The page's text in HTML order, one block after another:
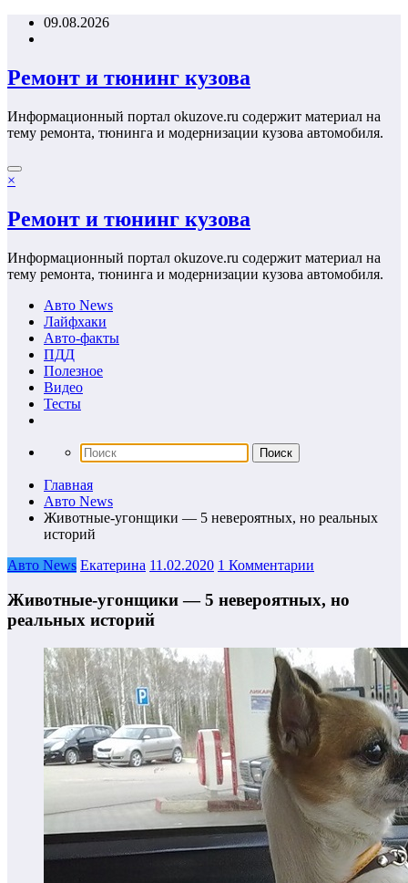
Перейти09.08.2026
Ремонт и тюнинг кузова
Информационный портал okuzove.ru содержит материал на
тему ремонта, тюнинга и модернизации кузова автомобиля.
×
Ремонт и тюнинг кузова
Информационный портал okuzove.ru содержит материал на
тему ремонта, тюнинга и модернизации кузова автомобиля.
Авто News
Лайфхаки
Авто-факты
ПДД
Полезное
Видео
Тесты
Главная
Авто News
Животные-угонщики — 5 невероятных, но реальных
историй
Авто News Екатерина 11.02.2020 1 Комментарии
Животные-угонщики — 5 невероятных, но
реальных историй